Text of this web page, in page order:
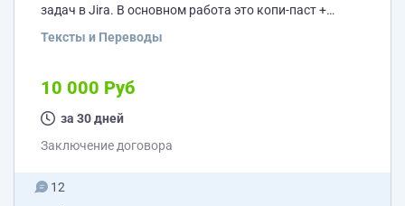
задач в Jira. В основном работа это копи-паст +
фотошопа, в основном что бы уменьшить отдельно
удаленно. График 5/2, быть на связи с 10 до 19. ЗП 10
тыс. руб. От вас внимательность и усидчивость. В
среднем работы не больше...
Тексты и Переводы
10 000 Руб
за 30 дней
Заключение договора
12